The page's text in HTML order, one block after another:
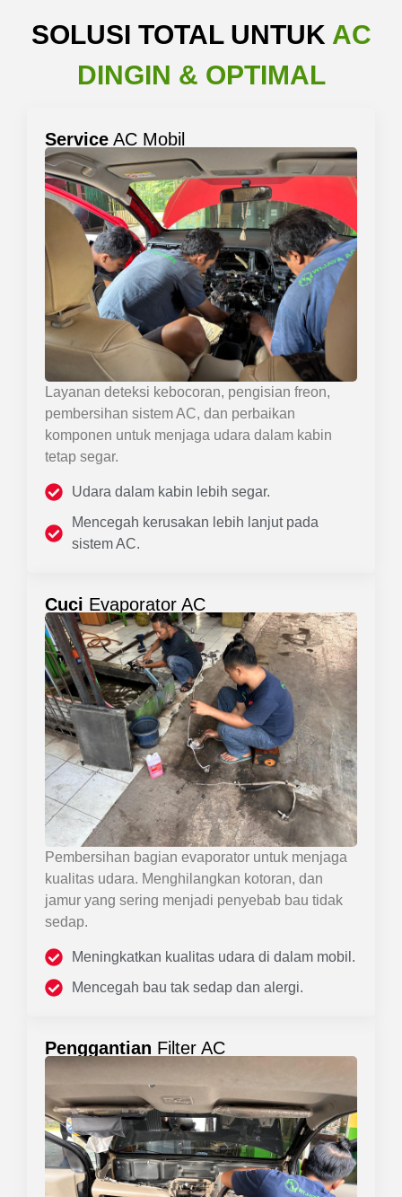
SOLUSI TOTAL UNTUK AC
DINGIN & OPTIMAL
Service AC Mobil
Layanan deteksi kebocoran, pengisian freon,
pembersihan sistem AC, dan perbaikan
komponen untuk menjaga udara dalam kabin
tetap segar.
Udara dalam kabin lebih segar.
Mencegah kerusakan lebih lanjut pada
sistem AC.
Cuci Evaporator AC
Pembersihan bagian evaporator untuk menjaga
kualitas udara. Menghilangkan kotoran, dan
jamur yang sering menjadi penyebab bau tidak
sedap.
Meningkatkan kualitas udara di dalam mobil.
Mencegah bau tak sedap dan alergi.
Penggantian Filter AC